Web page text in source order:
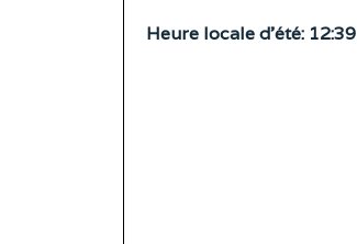
Heure locale d’été: 12:39